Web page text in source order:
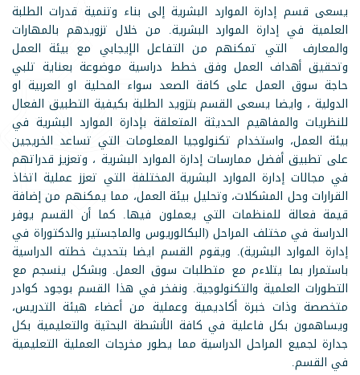
يسعى قسم إدارة الموارد البشرية إلى بناء وتنمية قدرات الطلبة
العلمية في إدارة الموارد البشرية. من خلال تزويدهم بالمهارات
والمعارف التي تمكنهم من التفاعل الإيجابي مع بيئة العمل
وتحقيق أهداف العمل وفق خطط دراسية موضوعة بعناية تلبي
حاجة سوق العمل على كافة الصعد سواء المحلية او العربية او
الدولية ، وايضا يسعى القسم بتزويد الطلبة بكيفية التطبيق الفعال
للنظريات والمفاهيم الحديثة المتعلقة بإدارة الموارد البشرية في
بيئة العمل، واستخدام تكنولوجيا المعلومات التي تساعد الخريجين
على تطبيق أفضل ممارسات إدارة الموارد البشرية ، وتعزيز قدراتهم
في مجالات إدارة الموارد البشرية المختلفة التي تعزز عملية اتخاذ
القرارات وحل المشكلات، وتحليل بيئة العمل، مما يمكنهم من إضافة
قيمة فعالة للمنظمات التي يعملون فيها. كما أن القسم يوفر
الدراسة في مختلف المراحل (البكالوريوس والماجستير والدكتوراة في
إدارة الموارد البشرية). ويقوم القسم ايضا بتحديث خطته الدراسية
باستمرار بما يتلاءم مع متطلبات سوق العمل. وبشكل ينسجم مع
التطورات العلمية والتكنولوجية. ونفخر في هذا القسم بوجود كوادر
متخصصة وذات خبرة أكاديمية وعملية من أعضاء هيئة التدريس،
ويساهمون بكل فاعلية في كافة الأنشطة البحثية والتعليمية بكل
جدارة لجميع المراحل الدراسية مما يطور مخرجات العملية التعليمية
في القسم.